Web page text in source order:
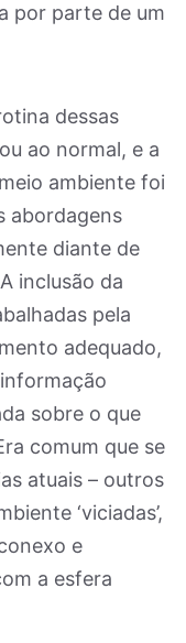
por parte de um
dessas
ao normal, e a
ambiente foi
abordagens
diante de
inclusão da
pela
adequado,
sobre o que
comum que se
atuais – outros
‘viciadas’,
e
a esfera